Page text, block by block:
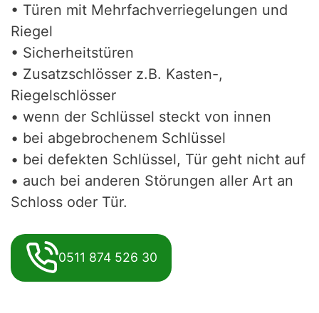
• Türen mit Mehrfachverriegelungen und
Riegel
• Sicherheitstüren
• Zusatzschlösser z.B. Kasten-,
Riegelschlösser
• wenn der Schlüssel steckt von innen
• bei abgebrochenem Schlüssel
• bei defekten Schlüssel, Tür geht nicht auf
• auch bei anderen Störungen aller Art an
Schloss oder Tür.
0511 874 526 30